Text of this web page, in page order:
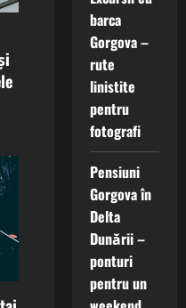
barca
Gorgova –
rute
linistite
pentru
fotografi
Pensiuni
Gorgova în
Delta
Dunării –
ponturi
pentru un